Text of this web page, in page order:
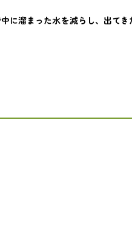
に溜まった水を減らし、出てき